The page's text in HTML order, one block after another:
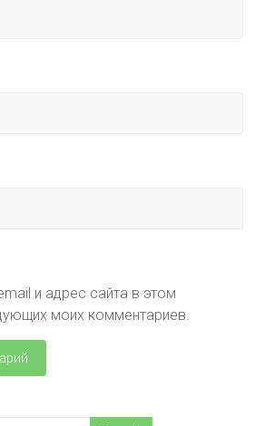
и адрес сайта в этом
моих комментариев.